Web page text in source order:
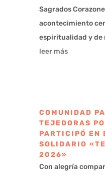
Sagrados
acontecimiento
espiritualidad y de
leer más
COMUNIDAD
TEJEDORAS
PARTICIPÓ EN
SOLIDARIO
2026»
Con alegría